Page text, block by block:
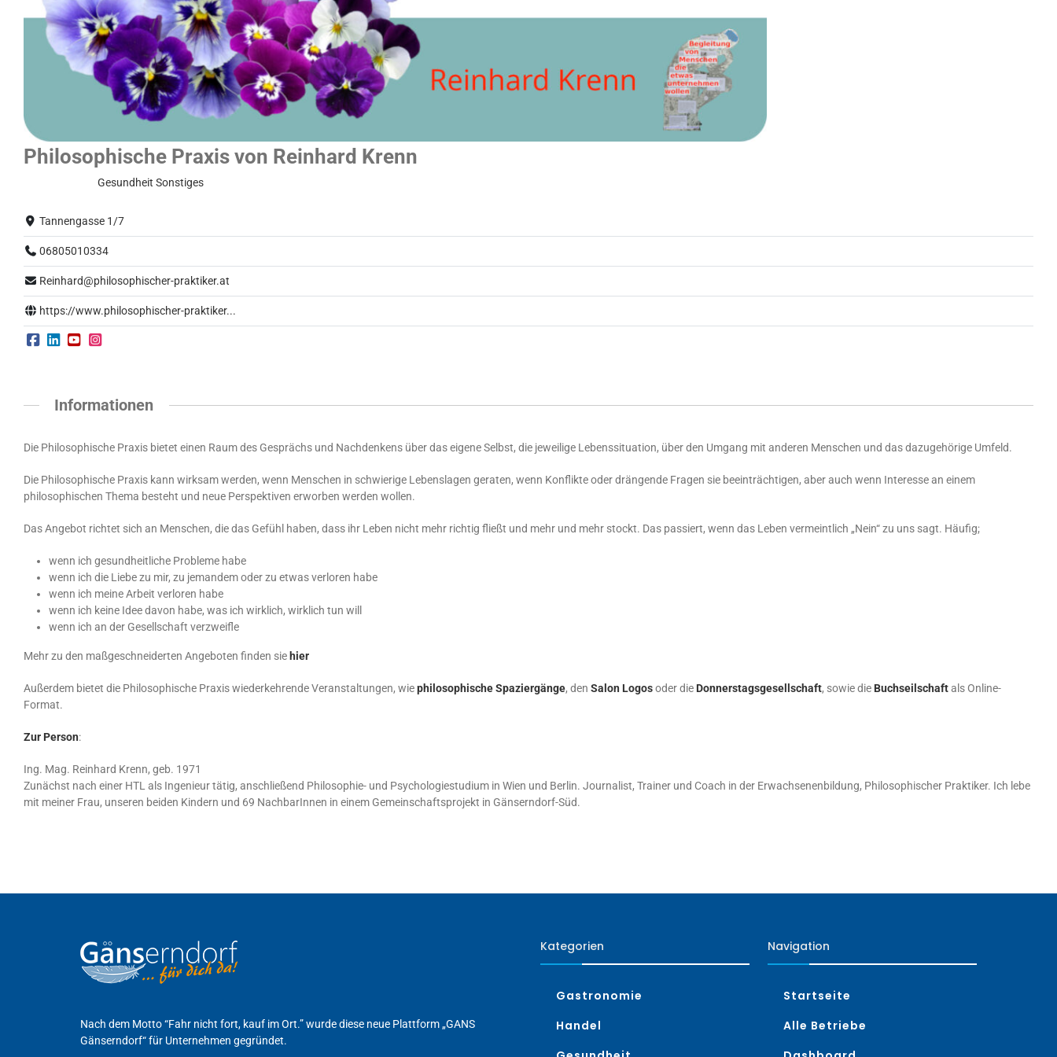
Philosophische Praxis von Reinhard Krenn
Gesundheit Sonstiges
Tannengasse 1/7
06805010334
Reinhard@philosophischer-praktiker.at
https://www.philosophischer-praktiker...
Informationen
Die Philosophische Praxis bietet einen Raum des Gesprächs und Nachdenkens über das eigene Selbst, die jeweilige Lebenssituation, über den Umgang mit anderen Menschen und das dazugehörige Umfeld.
Die Philosophische Praxis kann wirksam werden, wenn Menschen in schwierige Lebenslagen geraten, wenn Konflikte oder drängende Fragen sie beeinträchtigen, aber auch wenn Interesse an einem
philosophischen Thema besteht und neue Perspektiven erworben werden wollen.
Das Angebot richtet sich an Menschen, die das Gefühl haben, dass ihr Leben nicht mehr richtig fließt und mehr und mehr stockt. Das passiert, wenn das Leben vermeintlich „Nein“ zu uns sagt. Häufig;
wenn ich gesundheitliche Probleme habe
wenn ich die Liebe zu mir, zu jemandem oder zu etwas verloren habe
wenn ich meine Arbeit verloren habe
wenn ich keine Idee davon habe, was ich wirklich, wirklich tun will
wenn ich an der Gesellschaft verzweifle
Mehr zu den maßgeschneiderten Angeboten finden sie hier
Außerdem bietet die Philosophische Praxis wiederkehrende Veranstaltungen, wiephilosophische Spaziergänge, den Salon Logosoder die Donnerstagsgesellschaft, sowie die Buchseilschaftals Online-
Format.
Zur Person:
Ing. Mag. Reinhard Krenn, geb. 1971
Zunächst nach einer HTL als Ingenieur tätig, anschließend Philosophie- und Psychologiestudium in Wien und Berlin. Journalist, Trainer und Coach in der Erwachsenenbildung, Philosophischer Praktiker. Ich lebe
mit meiner Frau, unseren beiden Kindern und 69 NachbarInnen in einem Gemeinschaftsprojekt in Gänserndorf-Süd.
Nach dem Motto “Fahr nicht fort, kauf im Ort.” wurde diese neue Plattform „GANS
Gänserndorf“ für Unternehmen gegründet.
Kategorien
Gastronomie
Handel
Navigation
Startseite
Alle Betriebe